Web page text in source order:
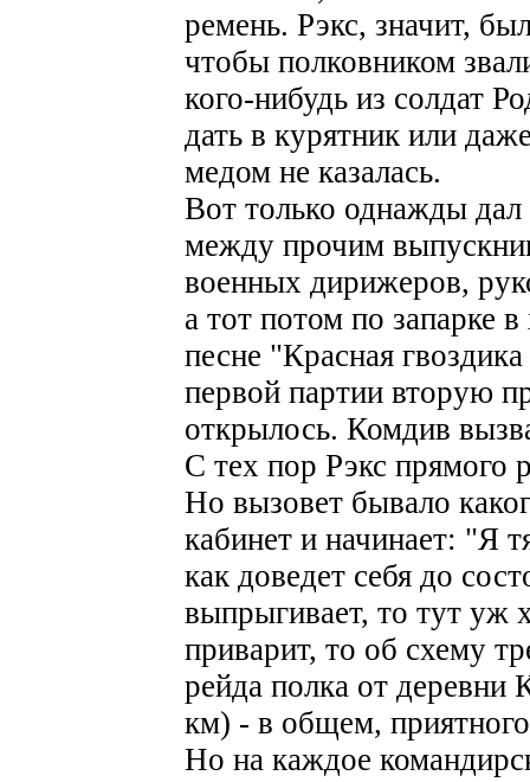
ремень. Рэкс, значит,
чтобы полковником
кого-нибудь из солдат
дать в курятник или
медом не казалась.
Вот только однажды
между прочим
военных дирижеров,
а тот потом по запарке
песне "Красная
первой партии вторую
открылось. Комдив
С тех пор Рэкс прямого
Но вызовет бывало
кабинет и начинает: "Я
как доведет себя до
выпрыгивает, то тут уж
приварит, то об схему
рейда полка от деревни
км) - в общем,
Но на каждое